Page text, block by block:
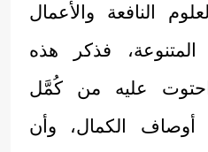
النافعة والأعمال
فذكر هذه
احتوت عليه من كُمَّل
أوصاف الكمال، وأن